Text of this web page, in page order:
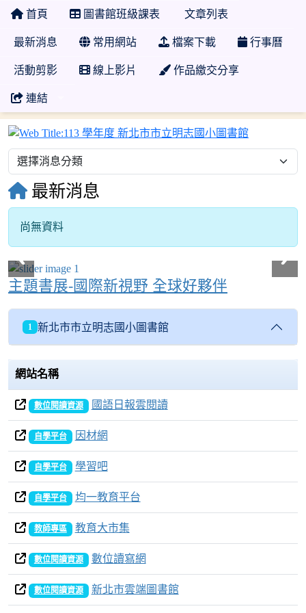
首頁 圖書館班級課表 文章列表
最新消息 常用網站 檔案下載 行事曆
活動剪影 線上影片 作品繳交分享
連結
113 學年度
最新消息
尚無資料
主題書展-國際新視野 全球好夥伴
1 新北市市立明志國小圖書館
網站名稱
數位閱讀資源 國語日報雲閱讀
自學平台 因材網
自學平台 學習吧
自學平台 均一教育平台
教師專區 教育大市集
數位閱讀資源 數位讀寫網
數位閱讀資源 新北市雲端圖書館